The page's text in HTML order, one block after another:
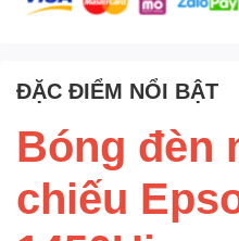
ĐẶC ĐIỂM NỔI BẬT
Bóng đèn
chiếu